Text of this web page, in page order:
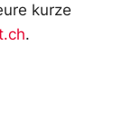
kurze
.